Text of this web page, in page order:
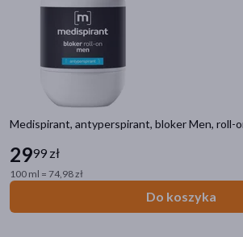
Medispirant, antyperspirant, bloker Men, roll-
2999 zł
100 ml = 74,98 zł
Do koszyka
Specyfika
Bez substancji zapachowych
Bez alkoholu
(1)
na noc(10)